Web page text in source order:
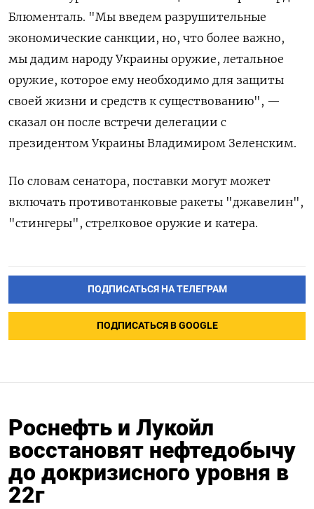
Блюменталь. "Мы введем разрушительные
экономические санкции, но, что более важно,
мы дадим народу Украины оружие, летальное
оружие, которое ему необходимо для защиты
своей жизни и средств к существованию", —
сказал он после встречи делегации с
президентом Украины Владимиром Зеленским.
По словам сенатора, поставки могут может
включать противотанковые ракеты "джавелин",
"стингеры", стрелковое оружие и катера.
ПОДПИСАТЬСЯ НА ТЕЛЕГРАМ
ПОДПИСАТЬСЯ В GOOGLE
Роснефть и Лукойл
восстановят нефтедобычу
до докризисного уровня в
22г